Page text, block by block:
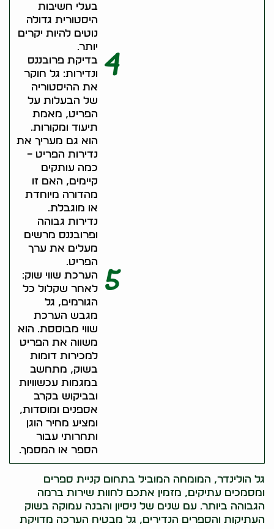
בעלי חשיבות
היסטורית גדולה
נוטים להיות יקרים
יותר.
4
בדיקת פרובננס
ונדירות: גל חוקר
את ההיסטוריה
של הבעלות על
הפריט, מאמת
תיעוד ומקורות.
הוא גם מעריך את
נדירות הפריט –
כמה עותקים
קיימים, האם זו
מהדורה מיוחדת
או מוגבלת.
נדירות גבוהה
ופרובננס מרשים
מעלים את ערך
הפריט.
5
הערכת שווי שוק:
לאחר שקלול כל
הגורמים, גל
מגבש הערכת
שווי מבוססת. הוא
משווה את הפריט
למכירות דומות
בשוק, מתחשב
במגמות עכשוויות
ובביקוש בקרב
אספנים ומוסדות,
ומציע מחיר הוגן
ותחרותי עבור
הספר או המסמך.
גל הולינדר, המומחה המוביל בתחום קניית ספרים
ומסמכים עתיקים, מזמין אתכם לחוות שירות ברמה
הגבוהה ביותר. עם שנים של ניסיון והבנה עמוקה בשוק
העתיקות והספרים הנדירים, גל מבטיח הערכה מדויקת